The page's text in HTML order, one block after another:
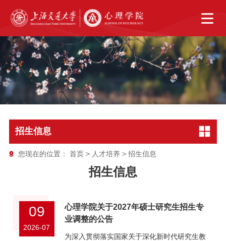
招生信息
您现在的位置： 首页> 人才培养> 招生信息
招生信息
09
2026-07
心理学院关于2027年硕士研究生招生专
业调整的公告
为深入贯彻落实国家关于深化新时代研究生教